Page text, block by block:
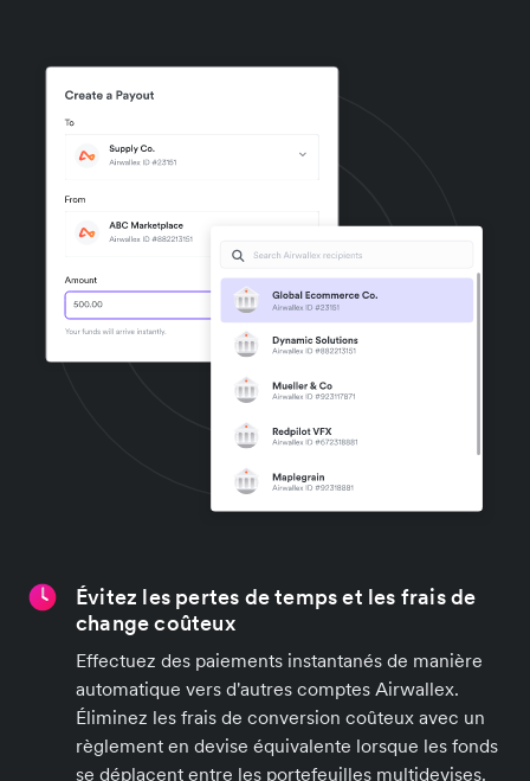
Évitez les pertes de temps et les frais de
change coûteux
Effectuez des paiements instantanés de manière
automatique vers d'autres comptes Airwallex.
Éliminez les frais de conversion coûteux avec un
règlement en devise équivalente lorsque les fonds
se déplacent entre les portefeuilles multidevises.